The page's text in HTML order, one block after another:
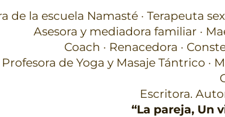
de la escuela Namasté · Terapeuta
Asesora y mediadora familiar ·
Coach · Renacedora ·
Profesora de Yoga y Masaje Tántrico ·
Escritora.
“La pareja, Un